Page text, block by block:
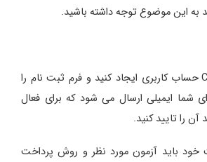
به این موضوع توجه داشته باشید.
ابتدا در سایت CISIA حساب کاربری ایجاد کنید و فرم ثبت نام را
شما ایمیلی ارسال می شود که برای فعال
را تایید کنید.
خود باید آزمون مورد نظر و روش پرداخت